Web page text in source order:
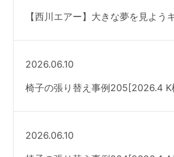
【西川エアー】大きな夢を見よう
2026.06.10
椅子の張り替え事例205[2026.4 K
2026.06.10